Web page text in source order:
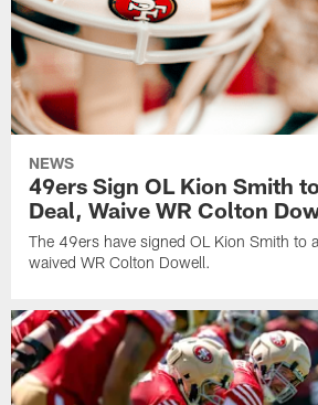
NEWS
49ers Sign OL Kion Smith
Deal, Waive WR Colton
The 49ers have signed OL Kion Smith to
waived WR Colton Dowell.